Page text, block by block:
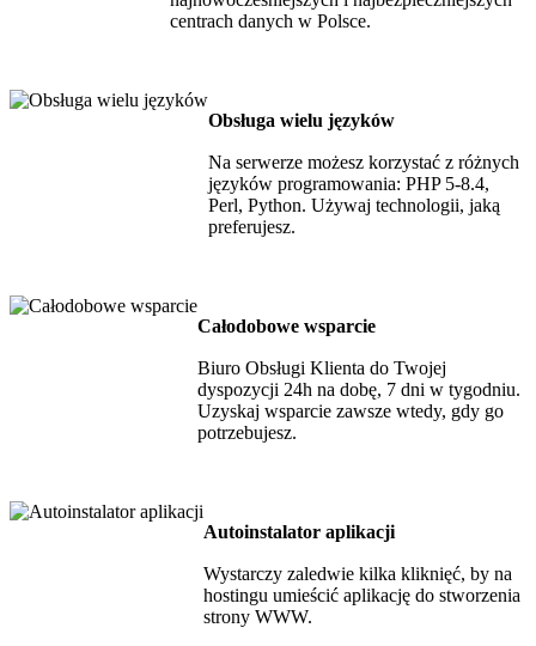
centrach danych w Polsce.
Obsługa wielu języków
Na serwerze możesz korzystać z różnych
języków programowania: PHP 5-8.4,
Perl, Python. Używaj technologii, jaką
preferujesz.
Całodobowe wsparcie
Biuro Obsługi Klienta do Twojej
dyspozycji 24h na dobę, 7 dni w tygodniu.
Uzyskaj wsparcie zawsze wtedy, gdy go
potrzebujesz.
Autoinstalator aplikacji
Wystarczy zaledwie kilka kliknięć, by na
hostingu umieścić aplikację do stworzenia
strony WWW.